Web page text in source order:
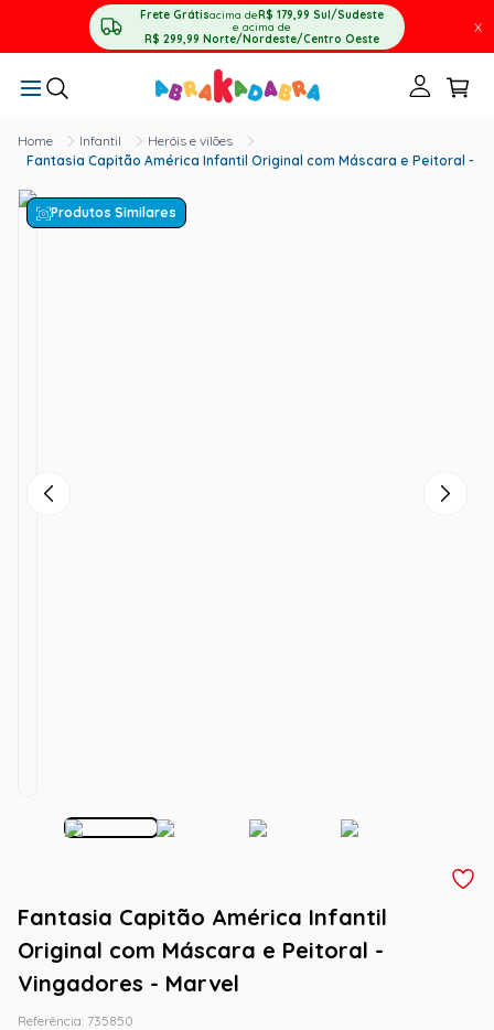
Frete Grátisacima deR$ 179,99 Sul/Sudeste
e acima de
R$ 299,99 Norte/Nordeste/Centro Oeste
X
Infantil
Heróis e vilões
Fantasia Capitão América Infantil Original com Máscara e Peitoral -
Produtos Similares
Fantasia Capitão América Infantil
Original com Máscara e Peitoral -
Vingadores - Marvel
Referência: 735850